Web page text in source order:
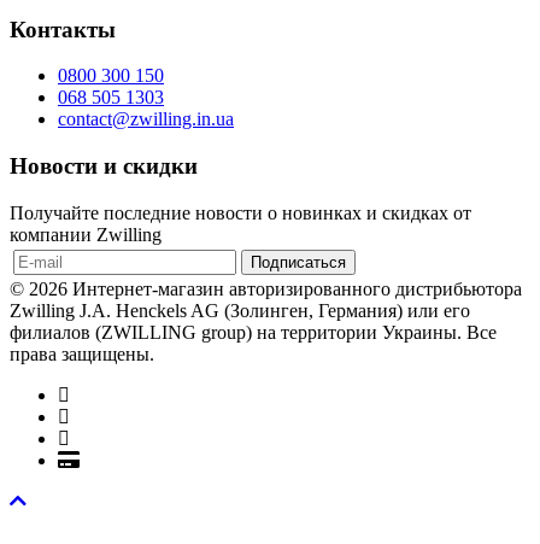
Контакты
0800 300 150
068 505 1303
contact@zwilling.in.ua
Новости и скидки
Получайте последние новости о новинках и скидках от
компании Zwilling
© 2026 Интернет-магазин авторизированного дистрибьютора
Zwilling J.A. Henckels AG (Золинген, Германия) или его
филиалов (ZWILLING group) на территории Украины. Все
права защищены.